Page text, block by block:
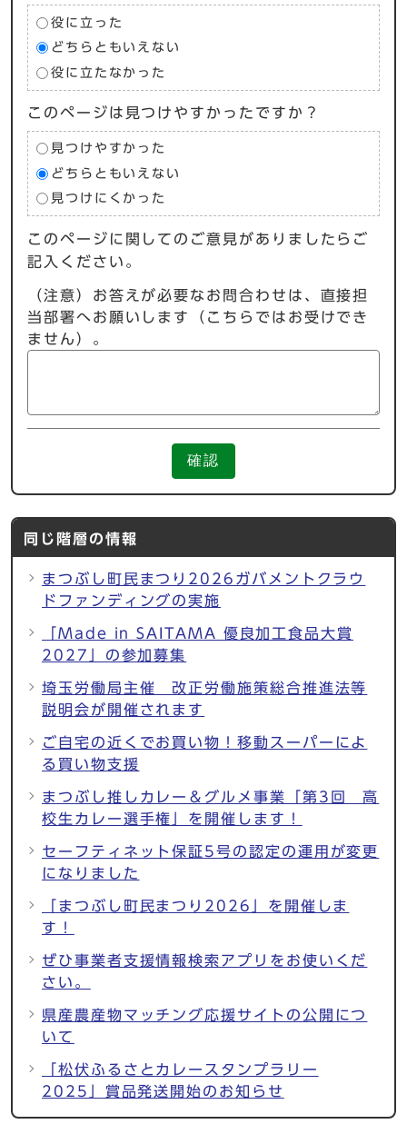
役に立った
どちらともいえない
役に立たなかった
このページは見つけやすかったですか？
見つけやすかった
どちらともいえない
見つけにくかった
このページに関してのご意見がありましたらご
記入ください。
（注意）お答えが必要なお問合わせは、直接担
当部署へお願いします（こちらではお受けでき
ません）。
確認
同じ階層の情報
まつぶし町民まつり2026ガバメントクラウ
ドファンディングの実施
「Made in SAITAMA 優良加工食品大賞
2027」の参加募集
埼玉労働局主催 改正労働施策総合推進法等
説明会が開催されます
ご自宅の近くでお買い物！移動スーパーによ
る買い物支援
まつぶし推しカレー＆グルメ事業「第3回 高
校生カレー選手権」を開催します！
セーフティネット保証5号の認定の運用が変更
になりました
「まつぶし町民まつり2026」を開催しま
す！
ぜひ事業者支援情報検索アプリをお使いくだ
さい。
県産農産物マッチング応援サイトの公開につ
いて
「松伏ふるさとカレースタンプラリー
2025」賞品発送開始のお知らせ